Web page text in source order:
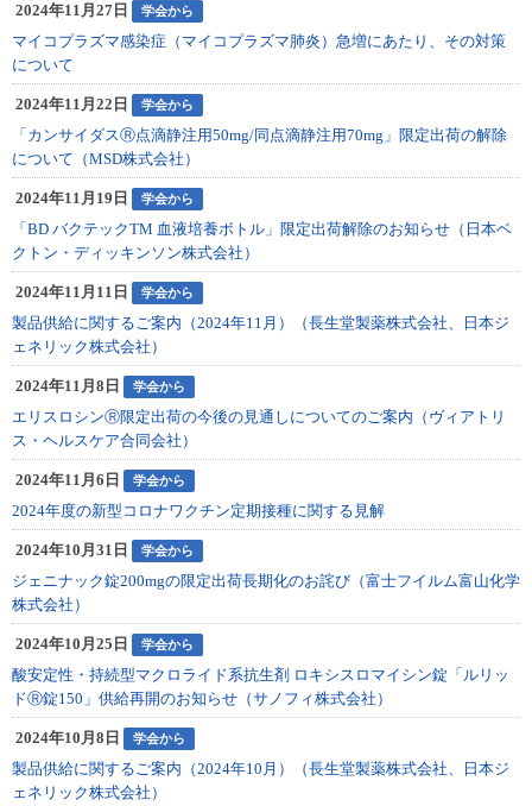
2024年11月27日 学会から
マイコプラズマ感染症（マイコプラズマ肺炎）急増にあたり、その対策
について
2024年11月22日 学会から
「カンサイダスⓇ点滴静注用50mg/同点滴静注用70mg」限定出荷の解除
について（MSD株式会社）
2024年11月19日 学会から
「BD バクテックTM 血液培養ボトル」限定出荷解除のお知らせ（日本ベ
クトン・ディッキンソン株式会社）
2024年11月11日 学会から
製品供給に関するご案内（2024年11月）（長生堂製薬株式会社、日本ジ
ェネリック株式会社）
2024年11月8日 学会から
エリスロシンⓇ限定出荷の今後の見通しについてのご案内（ヴィアトリ
ス・ヘルスケア合同会社）
2024年11月6日 学会から
2024年度の新型コロナワクチン定期接種に関する見解
2024年10月31日 学会から
ジェニナック錠200mgの限定出荷長期化のお詫び（富士フイルム富山化学
株式会社）
2024年10月25日 学会から
酸安定性・持続型マクロライド系抗生剤 ロキシスロマイシン錠「ルリッ
ドⓇ錠150」供給再開のお知らせ（サノフィ株式会社）
2024年10月8日 学会から
製品供給に関するご案内（2024年10月）（長生堂製薬株式会社、日本ジ
ェネリック株式会社）